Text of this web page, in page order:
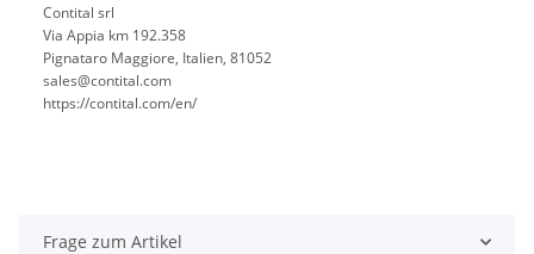
Contital srl
Via Appia km 192.358
Pignataro Maggiore, Italien, 81052
sales@contital.com
https://contital.com/en/
Frage zum Artikel